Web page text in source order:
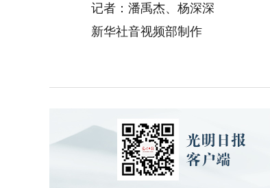
记者：潘禹杰、杨深深
新华社音视频部制作